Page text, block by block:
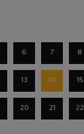
6 7 8
13 14 15
20 21 22